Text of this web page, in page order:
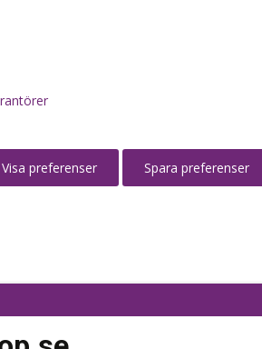
Visa preferenser Spara preferenser